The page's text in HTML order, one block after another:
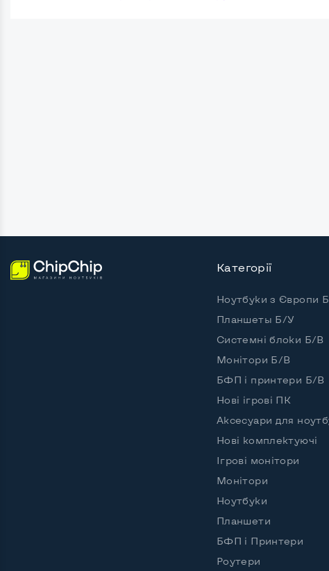
Є ліхтарик
Повнорозмірна клавіатура NumberPad
Так
Категорії
Ноутбуки з Європи
Планшеты Б/У
Системні блоки Б/В
Монітори Б/В
БФП і принтери Б/В
Нові ігрові ПК
Аксесуари для
Нові комплектуючі
Ігрові монітори
Монітори
Ноутбуки
Планшети
БФП і Принтери
Роутери